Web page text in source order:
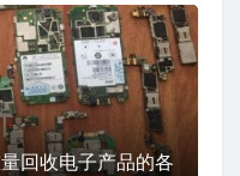
回收电子产品的各